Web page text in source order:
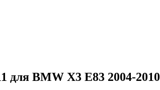
для BMW X3 E83 2004-2010